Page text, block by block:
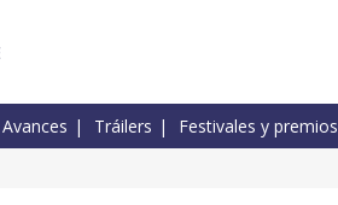
Avances Tráilers Festivales y premios